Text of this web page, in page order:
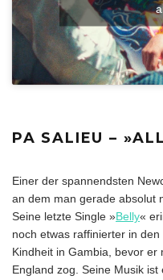
PA SALIEU –
Einer der spannendsten
an dem man gerade absolut
Seine letzte Single »Belly«
noch etwas raffinierter in
Kindheit in Gambia, bevor er
England zog. Seine Musik